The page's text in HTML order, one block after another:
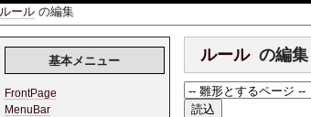
ルールの編集
ルール の編集
基本メニュー
FrontPage
MenuBar